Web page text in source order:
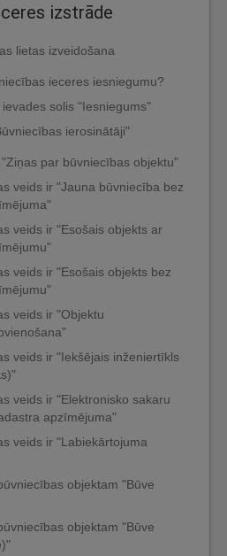
izstrāde
lietas izveidošana
ieceres iesniegumu?
solis "Iesniegums"
ierosinātāji"
par būvniecības objektu"
veids ir "Jauna būvniecība bez
veids ir "Esošais objekts ar
veids ir "Esošais objekts bez
veids ir "Objektu
veids ir "Iekšējais inženiertīkls
veids ir "Elektronisko sakaru
apzīmējuma"
veids ir "Labiekārtojuma
objektam "Būve
objektam "Būve